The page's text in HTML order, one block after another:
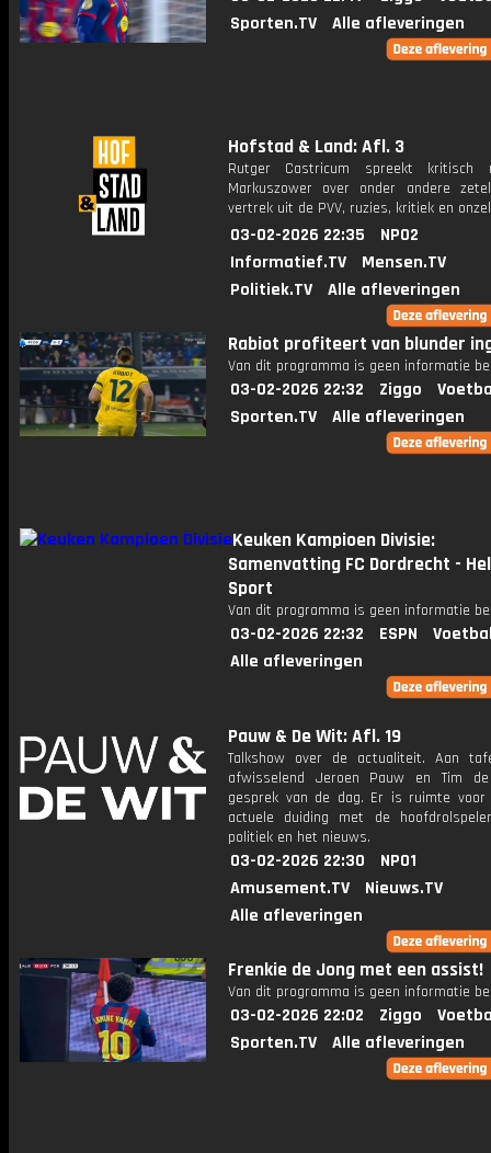
Sporten.TV
Alle afleveringen
Hofstad & Land: Afl. 3
Rutger Castricum spreekt kritisch
Markuszower over onder andere
vertrek uit de PVV, ruzies, kritiek en
03-02-2026 22:35
NPO2
Informatief.TV
Mensen.TV
Politiek.TV
Alle afleveringen
Rabiot profiteert van blunder
Van dit programma is geen informatie
03-02-2026 22:32 Ziggo
Sporten.TV
Alle afleveringen
Keuken Kampioen Divisie:
Samenvatting FC Dordrecht -
Sport
Van dit programma is geen informatie
03-02-2026 22:32 ESPN
Alle afleveringen
Pauw & De Wit: Afl. 19
Talkshow over de actualiteit. Aan
afwisselend Jeroen Pauw en Tim
gesprek van de dag. Er is ruimte
actuele duiding met de
politiek en het nieuws.
03-02-2026 22:30
NPO1
Amusement.TV
Nieuws.TV
Alle afleveringen
Frenkie de Jong met een assist!
Van dit programma is geen informatie
03-02-2026 22:02 Ziggo
Sporten.TV
Alle afleveringen